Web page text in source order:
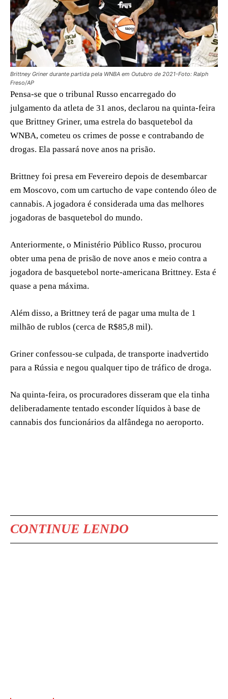
Brittney Griner durante partida pela WNBA em Outubro de 2021-Foto: Ralph
Freso/AP
Pensa-se que o tribunal Russo encarregado do
julgamento da atleta de 31 anos, declarou na quinta-feira
que Brittney Griner, uma estrela do basquetebol da
WNBA, cometeu os crimes de posse e contrabando de
drogas. Ela passará nove anos na prisão.
Brittney foi presa em Fevereiro depois de desembarcar
em Moscovo, com um cartucho de vape contendo óleo de
cannabis. A jogadora é considerada uma das melhores
jogadoras de basquetebol do mundo.
Anteriormente, o Ministério Público Russo, procurou
obter uma pena de prisão de nove anos e meio contra a
jogadora de basquetebol norte-americana Brittney. Esta é
quase a pena máxima.
Além disso, a Brittney terá de pagar uma multa de 1
milhão de rublos (cerca de R$85,8 mil).
Griner confessou-se culpada, de transporte inadvertido
para a Rússia e negou qualquer tipo de tráfico de droga.
Na quinta-feira, os procuradores disseram que ela tinha
deliberadamente tentado esconder líquidos à base de
cannabis dos funcionários da alfândega no aeroporto.
CONTINUE LENDO